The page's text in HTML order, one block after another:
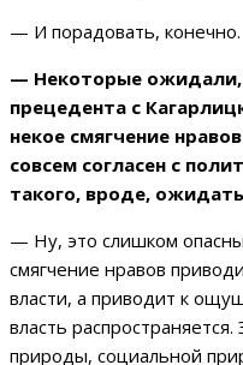
— И порадовать, конечно.
— Некоторые ожидали,
прецедента с
некое смягчение
совсем согласен с
такого, вроде,
— Ну, это слишком
смягчение нравов
власти, а приводит к
власть
природы, социальной